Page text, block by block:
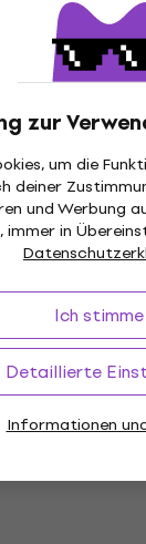
zur
um die
deiner
und Werbung
immer in
Ich
Detaillierte
Informationen